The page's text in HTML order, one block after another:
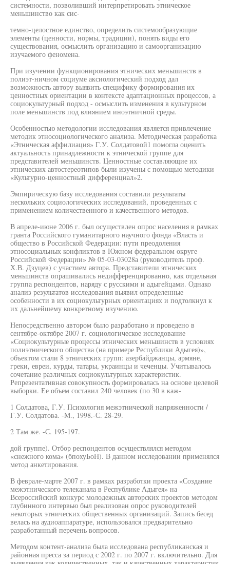
системности, позволивший интерпретировать этническое
меньшинство как сис-
темно-целостное единство, определить системообразующие
элементы (ценности, нормы, традиции), понять виды его
существования, осмыслить организацию и самоорганизацию
изучаемого феномена.
При изучении функционирования этнических меньшинств в
полиэт-ничном социуме аксиологический подход дал
возможность автору выявить специфику формирования их
ценностных ориентации в контексте адаптационных процессов, а
социокультурный подход - осмыслить изменения в культурном
поле меньшинств под влиянием иноэтничной среды.
Особенностью методологии исследования является привлечение
методик этносоциологического анализа. Методическая разработка
«Этническая аффилиация» Г.У. Солдатовой1 помогла оценить
актуальность принадлежности к этнической группе для
представителей меньшинств. Ценностные составляющие их
этнических автостереотипов были изучены с помощью методики
«Культурно-ценностный дифференциал»2.
Эмпирическую базу исследования составили результаты
нескольких социологических исследований, проведенных с
применением количественного и качественного методов.
В апреле-июне 2006 г. был осуществлен опрос населения в рамках
гранта Российского гуманитарного научного фонда «Власть и
общество в Российской Федерации: пути преодоления
этносоциальных конфликтов в Южном федеральном округе
Российской Федерации» № 05-03-03028а (руководитель проф.
Х.В. Дзуцев) с участием автора. Представители этнических
меньшинств опрашивались недифференцированно, как отдельная
группа респондентов, наряду с русскими и адыгейцами. Однако
анализ результатов исследования выявил определенные
особенности в их социокультурных ориентациях и подтолкнул к
их дальнейшему конкретному изучению.
Непосредственно автором было разработано и проведено в
сентябре-октябре 2007 г. социологическое исследование
«Социокультурные процессы этнических меньшинств в условиях
полиэтнического общества (на примере Республики Адыгея)»,
объектом стали 8 этнических групп: азербайджанцы, армяне,
греки, евреи, курды, татары, украинцы и чеченцы. Учитывалось
сочетание различных социокультурных характеристик.
Репрезентативная совокупность формировалась на основе целевой
выборки. Ее объем составил 240 человек (по 30 в каж-
1 Солдатова, Г.У. Психология межэтнической напряженности /
Г.У. Солдатова. -М., 1998.-С. 28-29.
2 Там же. -С. 195-197.
дой группе). Отбор респондентов осуществлялся методом
«снежного кома» (бпохуЬоН). В данном исследовании применялся
метод анкетирования.
В феврале-марте 2007 г. в рамках разработки проекта «Создание
межэтнического телеканала в Республике Адыгея» на
Всероссийский конкурс молодежных авторских проектов методом
глубинного интервью был реализован опрос руководителей
некоторых этнических общественных организаций. Запись бесед
велась на аудиоаппаратуре, использовался предварительно
разработанный перечень вопросов.
Методом контент-анализа была исследована республиканская и
районная пресса за период с 2002 г. по 2007 г. включительно. Для